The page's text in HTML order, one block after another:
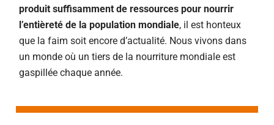
produit suffisamment de ressources pour nourrir
l’entièreté de la population mondiale, il est honteux
que la faim soit encore d’actualité. Nous vivons dans
un monde où un tiers de la nourriture mondiale est
gaspillée chaque année.